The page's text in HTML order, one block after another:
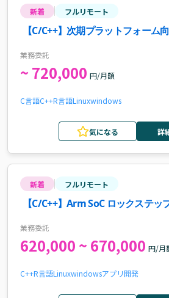
新着 フルリモート
【C/C++】次期プラットフォーム
業務委託
~ 720,000 円/月額
C言語C++R言語Linuxwindows
気になる 詳
新着 フルリモート
【C/C++】Arm SoC ロックステ
業務委託
620,000 ~ 670,000 円/月
C++R言語Linuxwindowsアプリ開発